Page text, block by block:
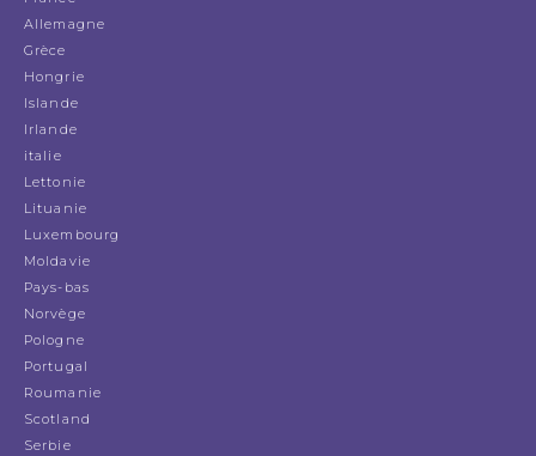
Allemagne
Grèce
Hongrie
Islande
Irlande
italie
Lettonie
Lituanie
Luxembourg
Moldavie
Pays-bas
Norvège
Pologne
Portugal
Roumanie
Scotland
Serbie